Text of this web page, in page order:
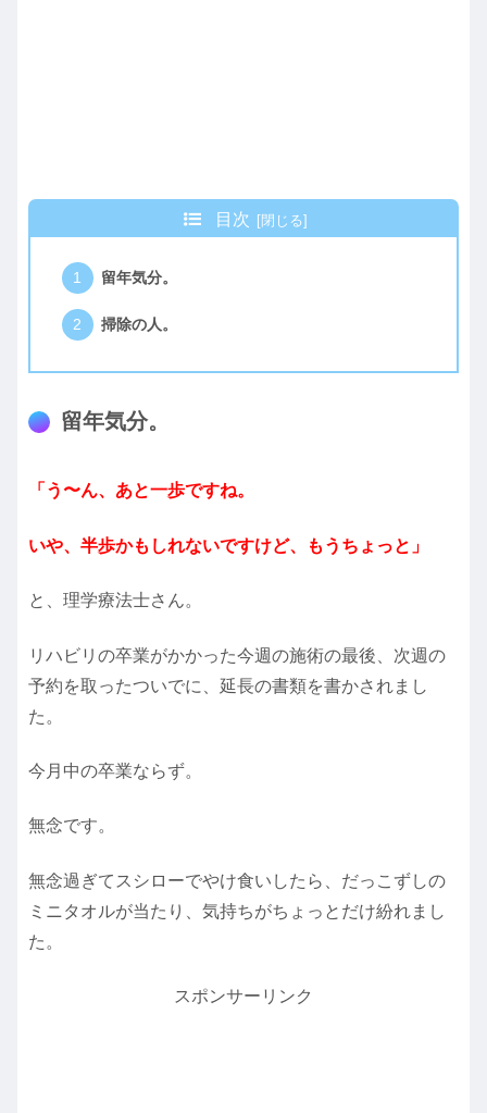
目次
留年気分。
掃除の人。
留年気分。
「う〜ん、あと一歩ですね。
いや、半歩かもしれないですけど、もうちょっと」
と、理学療法士さん。
リハビリの卒業がかかった今週の施術の最後、次週の
予約を取ったついでに、延長の書類を書かされまし
た。
今月中の卒業ならず。
無念です。
無念過ぎてスシローでやけ食いしたら、だっこずしの
ミニタオルが当たり、気持ちがちょっとだけ紛れまし
た。
スポンサーリンク